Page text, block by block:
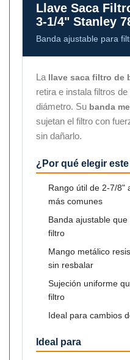
Llave Saca
3-1/4" Stanley
Banda ajustable para
La llave saca filtro de
retira e instala filtros
diámetro. Su banda
sujetan el filtro con
sin dañarlo.
¿Por qué elegir
Rango útil de 2-7/8"
más comunes
Banda ajustable
filtro
Mango metálico
sin resbalar
Sujeción uniforme
filtro
Ideal para cambios
Ideal para